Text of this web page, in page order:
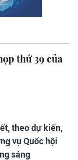
thứ 39 của
theo dự kiến,
vụ Quốc hội
sáng